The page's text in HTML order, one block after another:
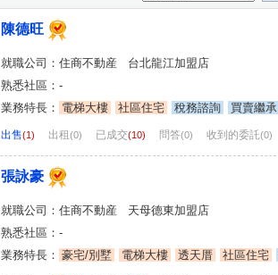
陳德旺
就職公司：住商不動産 台北龍江加盟店
熟悉社區：-
業務特長： 電梯大樓 社區住宅 稅務諮詢 買賣繼承
出售(1) 出租 (0) 已成交(10) 問答(0) 收到的委託(0)
張詠豪
就職公司：住商不動産 天母德東加盟店
熟悉社區：-
業務特長： 豪宅/別墅 電梯大樓 透天厝 社區住宅